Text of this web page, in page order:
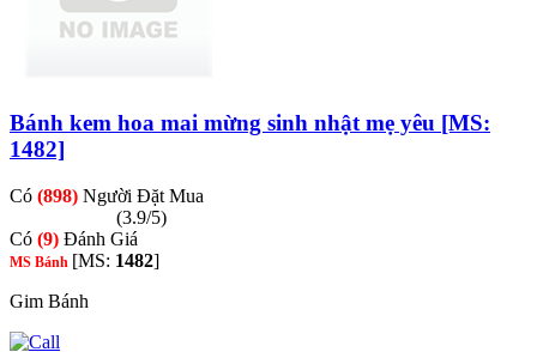
Bánh kem hoa mai mừng sinh nhật mẹ yêu [MS:
1482]
Có (898) Người Đặt Mua
(3.9/5)
Có (9) Đánh Giá
MS Bánh [MS: 1482]
Gim Bánh